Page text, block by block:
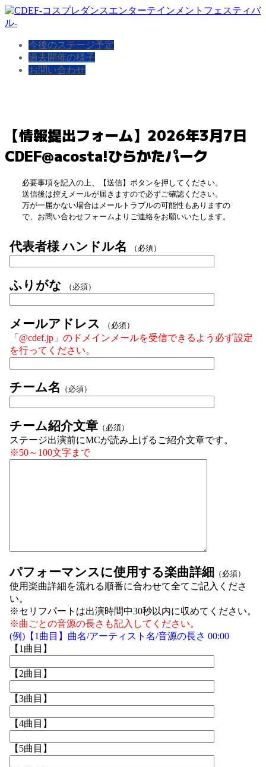
今後のステージ予定
過去開催の様子
お問い合わせ
【情報提出フォーム】2026年3月7日
CDEF@acosta!ひらかたパーク
必要事項を記入の上、【送信】ボタンを押してください。
送信後は控えメールが届きますので必ずご確認ください。
万が一届かない場合はメールトラブルの可能性もありますの
で、お問い合わせフォームよりご連絡をお願いいたします。
代表者様 ハンドル名 （必須）
ふりがな （必須）
メールアドレス （必須）
「@cdef.jp」のドメインメールを受信できるよう必ず設定
を行ってください。
チーム名 （必須）
チーム紹介文章 （必須）
ステージ出演前にMCが読み上げるご紹介文章です。
※50～100文字まで
パフォーマンスに使用する楽曲詳細 （必須）
使用楽曲詳細を流れる順番に合わせて全てご記入くださ
い。
※セリフパートは出演時間中30秒以内に収めてください。
※曲ごとの音源の長さも記入してください。
(例)【1曲目】曲名/アーティスト名/音源の長さ 00:00
【1曲目】
【2曲目】
【3曲目】
【4曲目】
【5曲目】